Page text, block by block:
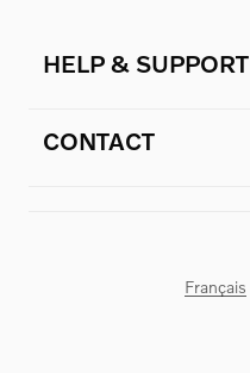
HELP & SUPPORT
CONTACT
Français